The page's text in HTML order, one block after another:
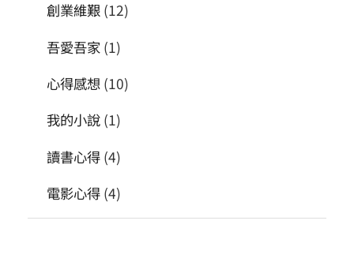
創業維艱(12)
吾愛吾家 (1)
心得感想(10)
我的小說(1)
讀書心得(4)
電影心得(4)